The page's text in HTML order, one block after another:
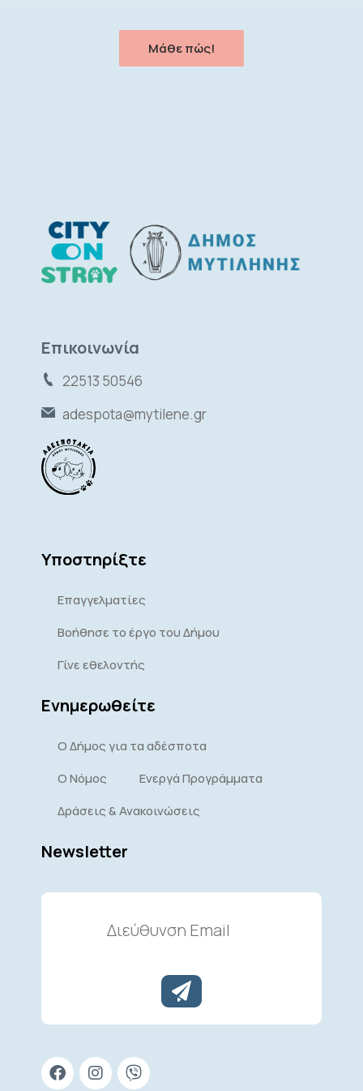
Μάθε πώς!
Επικοινωνία
22513 50546
adespota@mytilene.gr
Υποστηρίξτε
Επαγγελματίες
Βοήθησε το έργο του Δήμου
Γίνε εθελοντής
Ενημερωθείτε
Ο Δήμος για τα αδέσποτα
Ο Νόμος
Ενεργά Προγράμματα
Δράσεις & Ανακοινώσεις
Newsletter